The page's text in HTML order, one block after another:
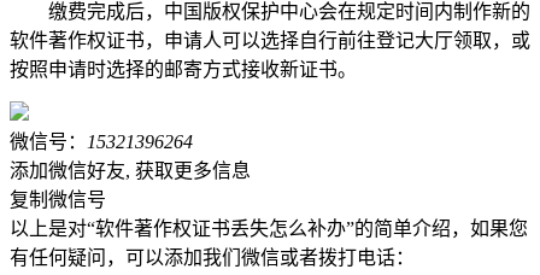
缴费完成后，中国版权保护中心会在规定时间内制作新的
软件著作权证书，申请人可以选择自行前往登记大厅领取，或
按照申请时选择的邮寄方式接收新证书。
微信号：
15321396264
添加微信好友, 获取更多信息
复制微信号
以上是对“软件著作权证书丢失怎么补办”的简单介绍，如果您
有任何疑问，可以添加我们微信或者拨打电话：